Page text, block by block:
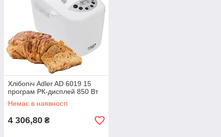
Хлібопіч Adler AD 6019 15
програм РК-дисплей 850 Вт
Немає в наявності
4 306,80 ₴